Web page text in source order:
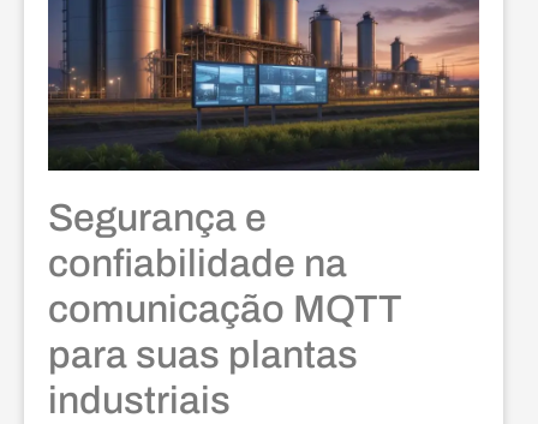
Segurança e
confiabilidade na
comunicação MQTT
para suas plantas
industriais